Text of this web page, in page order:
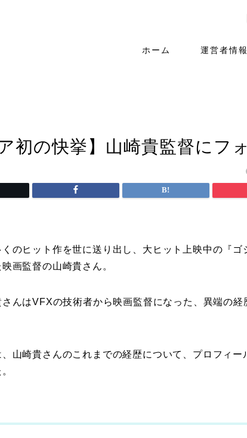
ホーム 運営者情報
初の快挙】山崎貴監督にフ
くのヒット作を世に送り出し、大ヒット上映中の『
画監督の山崎貴さん。
んはVFXの技術者から映画監督になった、異端の
山崎貴さんのこれまでの経歴について、プロフィー